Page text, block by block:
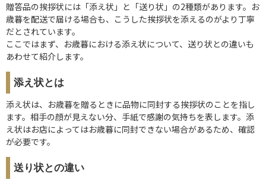
贈答品の挨拶状には「添え状」と「送り状」の2種類があります。お
歳暮を配送で届ける場合も、こうした挨拶状を添えるのがより丁寧
だとされています。
ここではまず、お歳暮における添え状について、送り状との違いも
あわせて紹介します。
添え状とは
添え状は、お歳暮を贈るときに品物に同封する挨拶状のことを指し
ます。相手の顔が見えない分、手紙で感謝の気持ちを表します。添
え状はお店によってはお歳暮に同封できない場合があるため、確認
が必要です。
送り状との違い